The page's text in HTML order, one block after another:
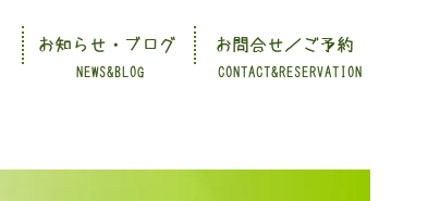
CONTACT&RESERVATION
NEWS&BLOG
お知らせ・ブログ お問合せ／ご予約